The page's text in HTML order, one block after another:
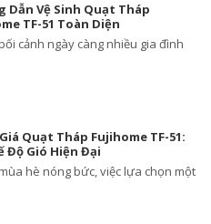
Dẫn Vệ Sinh Quạt Tháp
TF-51 Toàn Diện
cảnh ngày càng nhiều gia đình
Quạt Tháp Fujihome TF-51:
Độ Gió Hiện Đại
hè nóng bức, việc lựa chọn một